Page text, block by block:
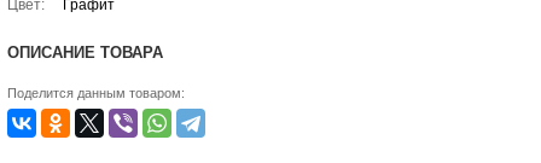
Цвет:
Графит
ОПИСАНИЕ ТОВАРА
Поделится данным товаром: